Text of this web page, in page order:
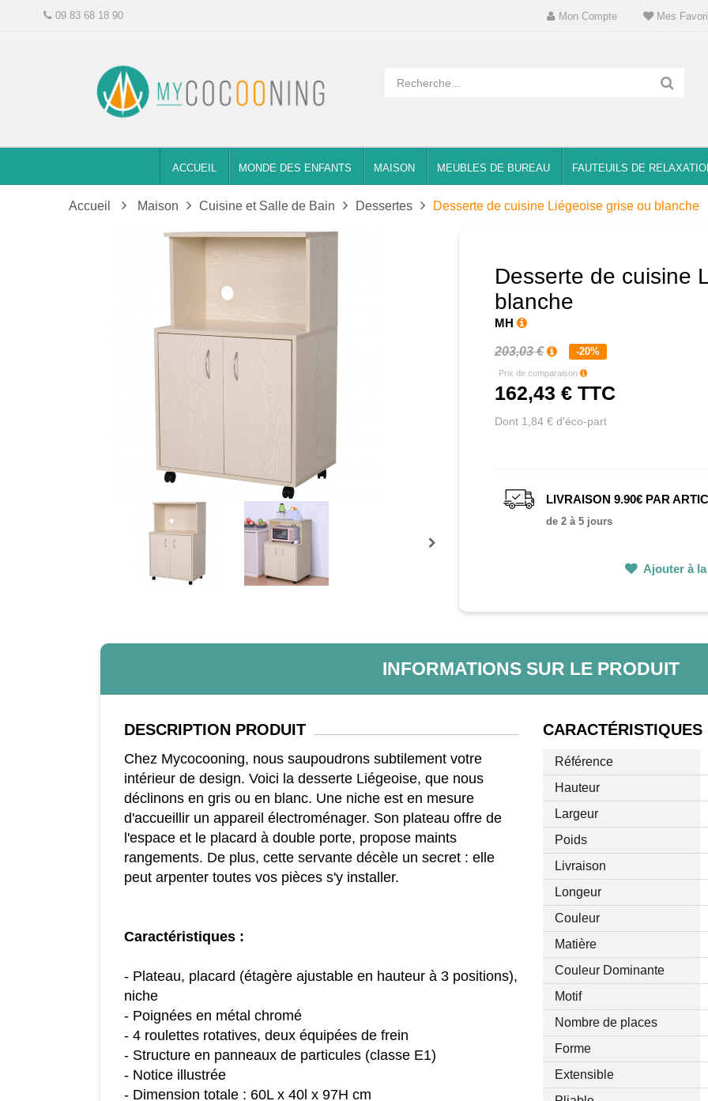
Mon Compte Mes
09 83 68 18 90
ACCUEIL MONDE DES ENFANTS MAISON MEUBLES DE BUREAU FAUTEUILS DE
Accueil Maison Cuisine et Salle de Bain Dessertes Desserte de cuisine Liégeoise grise ou blanche
Desserte de cuisine
blanche
MH
203,03 € -20%
Prix de comparaison
162,43 € TTC
Dont 1,84 € d'éco-part
LIVRAISON 9.90€ PAR
de 2 à 5 jours
Ajouter à
INFORMATIONS SUR LE PRODUIT
DESCRIPTIONPRODUIT
Chez Mycocooning, nous saupoudrons subtilement votre
intérieur de design. Voici la desserte Liégeoise, que nous
déclinons en gris ou en blanc. Une niche est en mesure
d'accueillir un appareil électroménager. Son plateau offre de
l'espace et le placard à double porte, propose maints
rangements. De plus, cette servante décèle un secret : elle
peut arpenter toutes vos pièces s'y installer.
Caractéristiques :
- Plateau, placard (étagère ajustable en hauteur à 3 positions),
niche
- Poignées en métal chromé
- 4 roulettes rotatives, deux équipées de frein
- Structure en panneaux de particules (classe E1)
- Notice illustrée
- Dimension totale : 60L x 40l x 97H cm
CARACTÉRISTIQUES
Référence
Hauteur
Largeur
Poids
Livraison
Longeur
Couleur
Matière
Couleur Dominante
Motif
Nombre de places
Forme
Extensible